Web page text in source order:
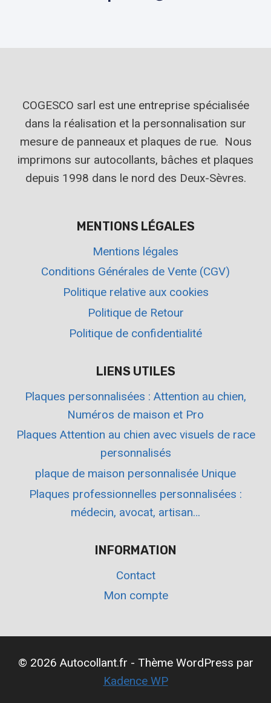
COGESCO sarl est une entreprise spécialisée
dans la réalisation et la personnalisation sur
mesure de panneaux et plaques de rue. Nous
imprimons sur autocollants, bâches et plaques
depuis 1998 dans le nord des Deux-Sèvres.
MENTIONS LÉGALES
Mentions légales
Conditions Générales de Vente (CGV)
Politique relative aux cookies
Politique de Retour
Politique de confidentialité
LIENS UTILES
Plaques personnalisées : Attention au chien,
Numéros de maison et Pro
Plaques Attention au chien avec visuels de race
personnalisés
plaque de maison personnalisée Unique
Plaques professionnelles personnalisées :
médecin, avocat, artisan…
INFORMATION
Contact
Mon compte
© 2026 Autocollant.fr - Thème WordPress par
Kadence WP